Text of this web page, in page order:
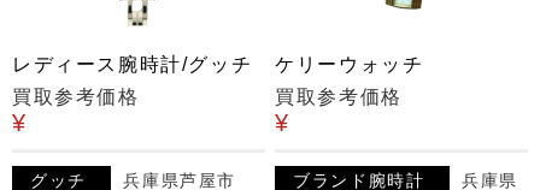
レディース腕時計/グッチ
買取参考価格
¥
グッチ 兵庫県芦屋市
ケリーウォッチ
買取参考価格
¥
ブランド腕時計
兵庫県